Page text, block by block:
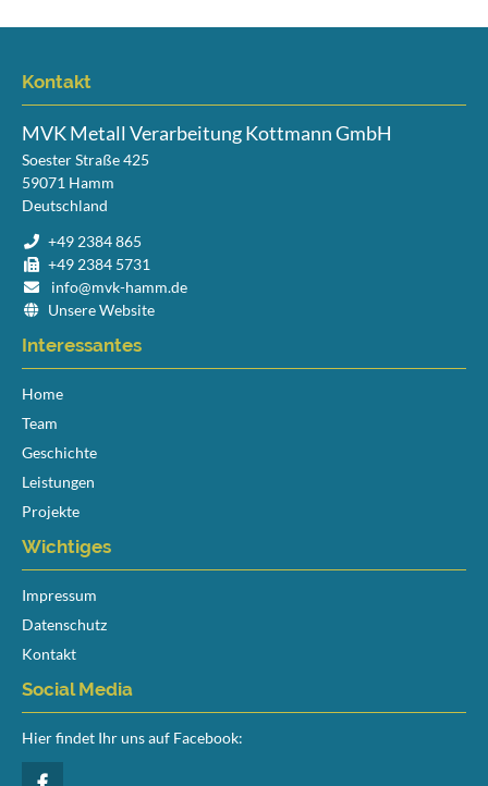
Kontakt
MVK Metall Verarbeitung Kottmann GmbH
Soester Straße 425
59071 Hamm
Deutschland
+49 2384 865
+49 2384 5731
info@mvk-hamm.de
Unsere Website
Interessantes
Navigation
überspringen
Home
Team
Geschichte
Leistungen
Projekte
Wichtiges
Navigation
überspringen
Impressum
Datenschutz
Kontakt
Social Media
Hier findet Ihr uns auf Facebook: